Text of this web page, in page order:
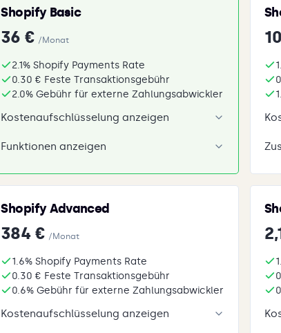
Shopify Basic
36 € /Monat
2.1% Shopify Payments Rate
0.30 € Feste Transaktionsgebühr
2.0% Gebühr für externe Zahlungsabwickler
Kostenaufschlüsselung anzeigen
Funktionen anzeigen
Shopify Advanced
384 € /Monat
1.6% Shopify Payments Rate
0.30 € Feste Transaktionsgebühr
0.6% Gebühr für externe Zahlungsabwickler
Kostenaufschlüsselung anzeigen